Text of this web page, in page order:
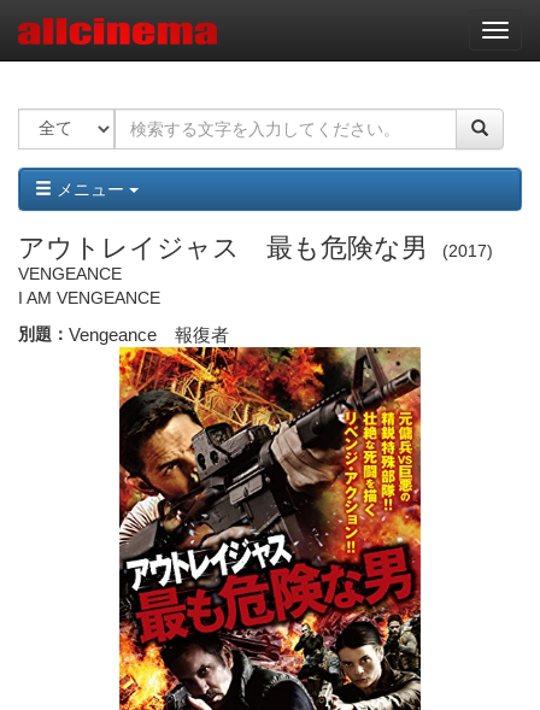
ナ
ビ
ー
ョ
ン
メニュー
アウトレイジャス 最も危険な男
2017
VENGEANCE
I AM VENGEANCE
別題： Vengeance 報復者